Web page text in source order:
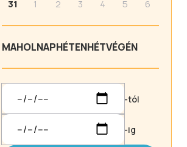
31
1 2 3 4 5 6
MAHOLNAPHÉTENHÉTVÉGÉN
-tól
-ig